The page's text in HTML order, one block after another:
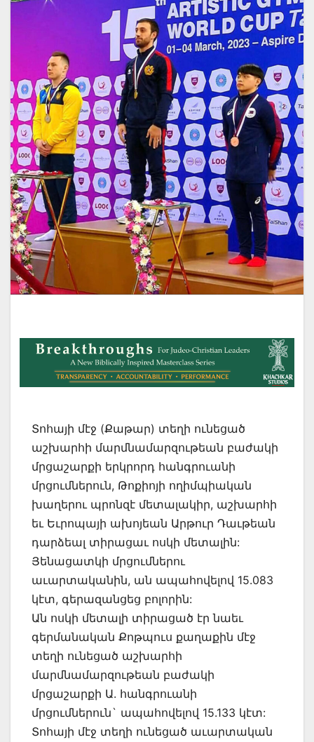
Տոհայի մէջ (Քաթար) տեղի ունեցած
աշխարհի մարմնամարզութեան բաժակի
մրցաշարքի երկրորդ հանգրուանի
մրցումներուն, Թոքիոյի ողիմպիական
խաղերու պրոնզէ մետալակիր, աշխարհի
եւ Եւրոպայի ախոյեան Արթուր Դաւթեան
դարձեալ տիրացաւ ոսկի մետալին:
Յենացատկի մրցումներու
աւարտականին, ան ապահովելով 15.083
կէտ, գերազանցեց բոլորին:
Ան ոսկի մետալի տիրացած էր նաեւ
գերմանական Քոթպուս քաղաքին մէջ
տեղի ունեցած աշխարհի
մարմնամարզութեան բաժակի
մրցաշարքի Ա. հանգրուանի
մրցումներուն` ապահովելով 15.133 կէտ:
Տոհայի մէջ տեղի ունեցած աւարտական